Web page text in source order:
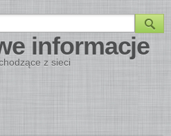
informacje
z sieci